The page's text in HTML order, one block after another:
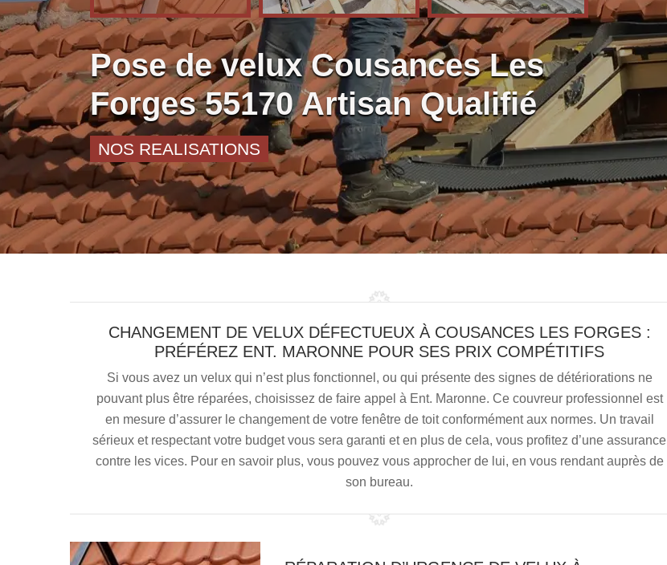
Pose de velux Cousances Les
Forges 55170 Artisan Qualifié
NOS REALISATIONS
CHANGEMENT DE VELUX DÉFECTUEUX À COUSANCES LES FORGES :
PRÉFÉREZ ENT. MARONNE POUR SES PRIX COMPÉTITIFS
Si vous avez un velux qui n’est plus fonctionnel, ou qui présente des signes de détériorations ne
pouvant plus être réparées, choisissez de faire appel à Ent. Maronne. Ce couvreur professionnel est
en mesure d’assurer le changement de votre fenêtre de toit conformément aux normes. Un travail
sérieux et respectant votre budget vous sera garanti et en plus de cela, vous profitez d’une assurance
contre les vices. Pour en savoir plus, vous pouvez vous approcher de lui, en vous rendant auprès de
son bureau.